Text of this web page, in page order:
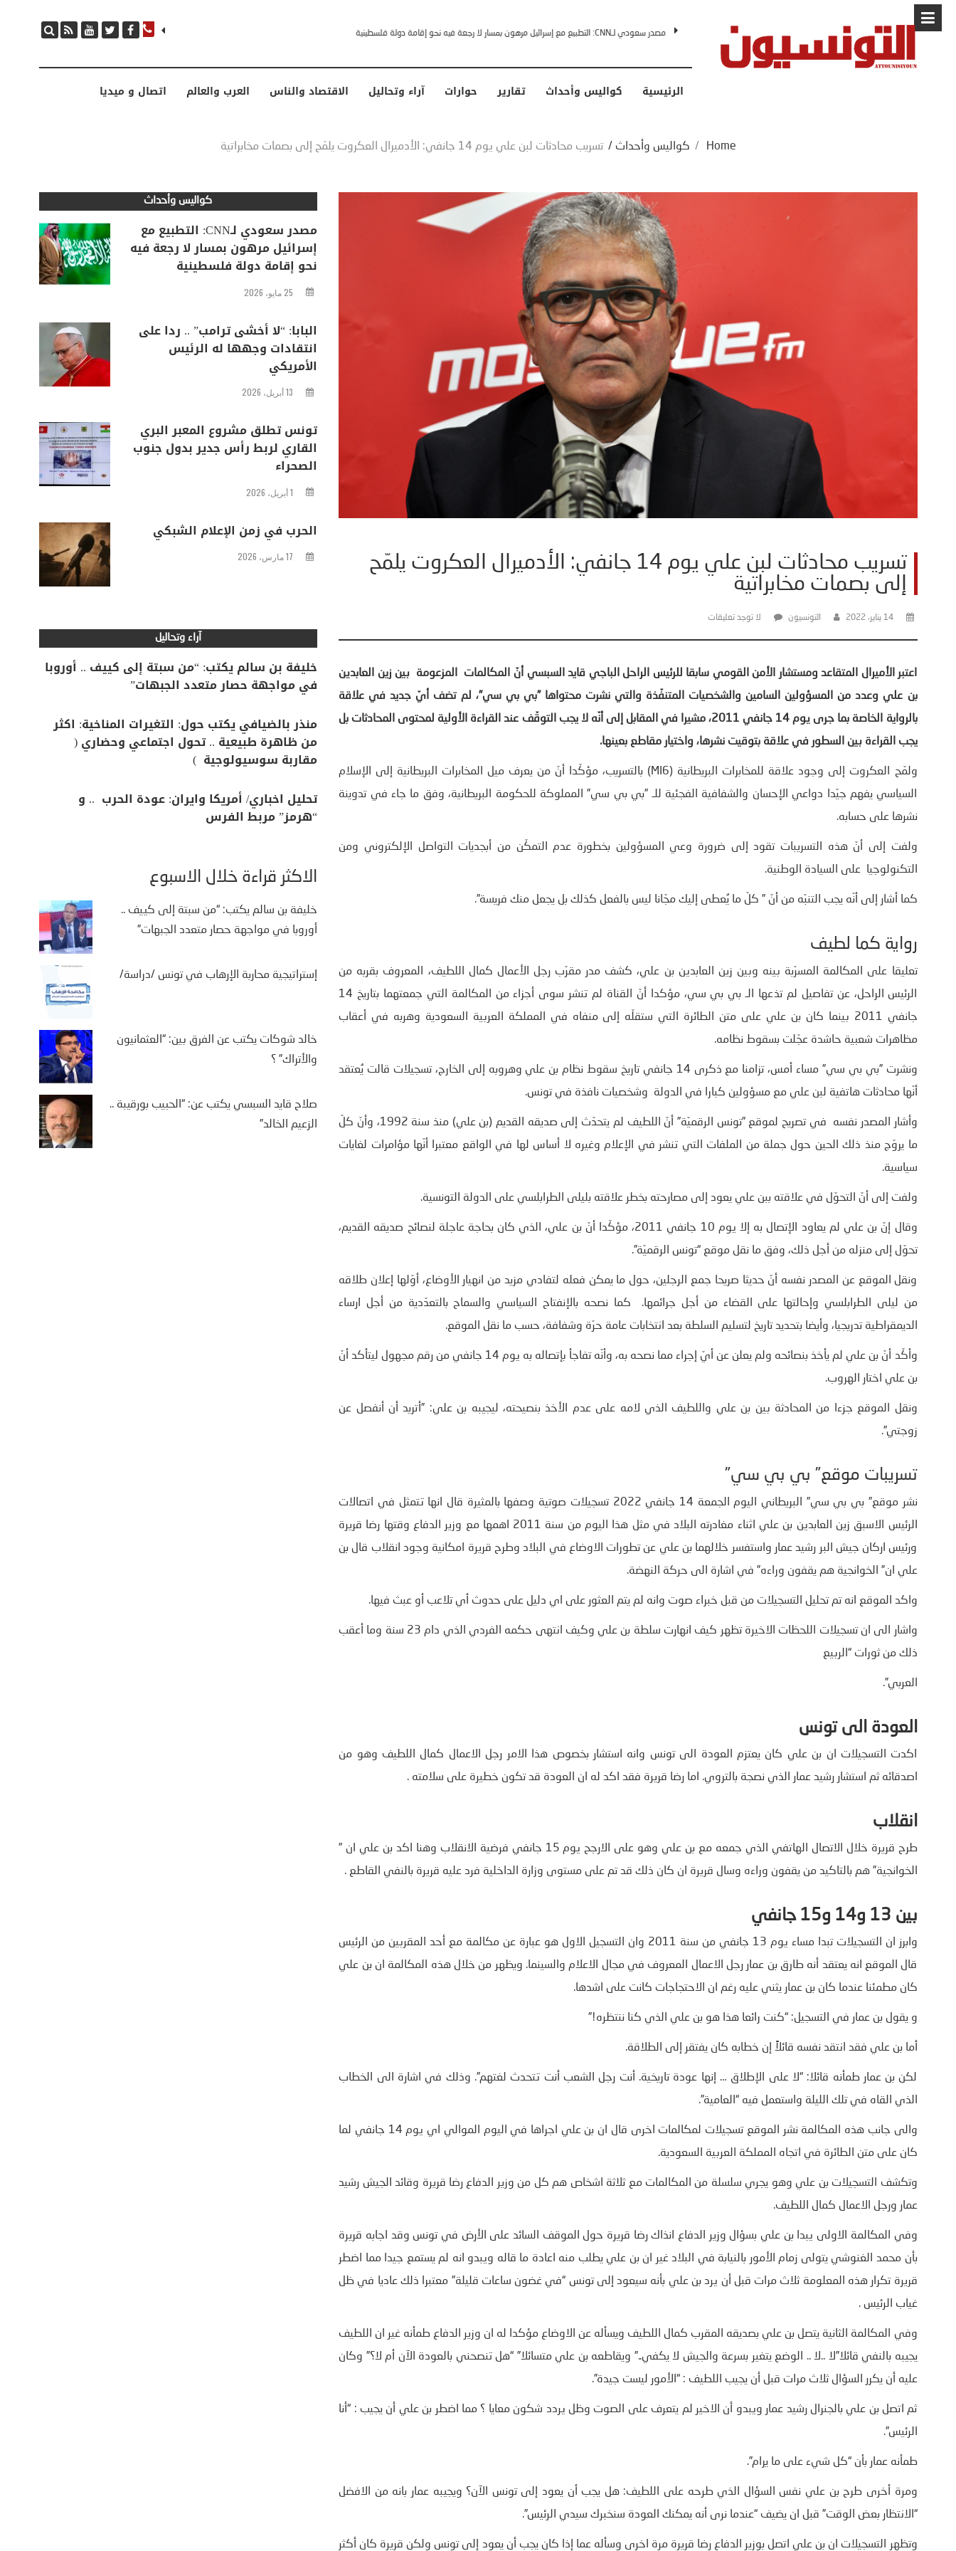
مصدر سعودي لـCNN: التطبيع مع إسرائيل مرهون بمسار لا رجعة فيه نحو إقامة دولة فلسطينية البابا: “لا أخشى ترامب” .. ردا على انتقادات وجهها له الرئيس الأمريكي
الرئيسية كواليس وأحداث تقارير حوارات آراء وتحاليل الاقتصاد والناس العرب والعالم اتصال و ميديا
Home
/ كواليس وأحداث / تسريب محادثات لبن علي يوم 14 جانفي: الأدميرال العكروت يلمّح إلى بصمات مخابراتية
تسريب محادثات لبن علي يوم 14 جانفي: الأدميرال العكروت يلمّح
إلى بصمات مخابراتية
14 يناير، 2022 التونسيون لا توجد تعليقات
اعتبر الأميرال المتقاعد ومستشار الأمن القومي سابقا للرئيس الراحل الباجي قايد السبسي أنّ المكالمات المزعومة بين زين العابدين
بن علي وعدد من المسؤولين السامين والشخصيات المتنفّذة والتي نشرت محتواها ”بي بي سي”، لم تضف أيّ جديد في علاقة
بالرواية الخاصة بما جرى يوم 14 جانفي 2011، مشيرا في المقابل إلى أنّه لا يجب التوقّف عند القراءة الأولية لمحتوى المحادثات بل
يجب القراءة بين السطور في علاقة بتوقيت نشرها، واختيار مقاطع بعينها.
ولمّح العكروت إلى وجود علاقة للمخابرات البريطانية (MI6) بالتسريب، مؤكّدا أنّ من يعرف ميل المخابرات البريطانية إلى الإسلام
السياسي يفهم جيّدا دواعي الإحسان والشفافية الفجئية للـ ”بي بي سي” المملوكة للحكومة البريطانية، وفق ما جاء في تدوينة
نشرها على حسابه.
ولفت إلى أنّ هذه التسريبات تقود إلى ضرورة وعي المسؤولين بخطورة عدم التمكّن من أبجديات التواصل الإلكتروني ومن
التكنولوجيا على السيادة الوطنية.
كما أشار إلى أنّه يجب التنبّه من أنّ ” كلّ ما يُعطى إليك مجّانا ليس بالفعل كذلك بل يجعل منك فريسة”.
رواية كما لطيف
تعليقا على المكالمة المسرّبة بينه وبين زين العابدين بن علي، كشف مدر مقرّب رجل الأعمال كمال اللطيف، المعروف بقربه من
الرئيس الراحل، عن تفاصيل لم تذعها الـ بي بي سي، مؤكدا أنّ القناة لم تنشر سوى أجزاء من المكالمة التي جمعتهما بتاريخ 14
جانفي 2011 بينما كان بن علي على متن الطائرة التي ستقلّه إلى منفاه في المملكة العربية السعودية وهربه في أعقاب
مظاهرات شعبية حاشدة عجّلت بسقوط نظامه.
ونشرت ”بي بي سي” مساء أمس، تزامنا مع ذكرى 14 جانفي تاريخ سقوط نظام بن علي وهروبه إلى الخارج، تسجيلات قالت يُعتقد
أنّها محادثات هاتفية لبن علي مع مسؤولين كبارا في الدولة وشخصيات نافذة في تونس.
وأشار المصدر نفسه في تصريح لموقع ”تونس الرقميّة” أنّ اللطيف لم يتحدّث إلى صديقه القديم (بن علي) منذ سنة 1992، وأنّ كلّ
ما يروّج منذ ذلك الحين حول جملة من الملفات التي تنشر في الإعلام وغيره لا أساس لها في الواقع معتبرا أنّها مؤامرات لغايات
سياسية.
ولفت إلى أنّ التحوّل في علاقته ببن علي يعود إلى مصارحته بخطر علاقته بليلى الطرابلسي على الدولة التونسية.
وقال إنّ بن علي لم يعاود الإتصال به إلا يوم 10 جانفي 2011، مؤكّدا أنّ بن علي، الذي كان بحاجة عاجلة لنصائح صديقه القديم،
تحوّل إلى منزله من أجل ذلك، وفق ما نقل موقع “تونس الرقميّة”.
ونقل الموقع عن المصدر نفسه أنّ حديثا صريحا جمع الرجلين، حول ما يمكن فعله لتفادي مزيد من انهيار الأوضاع، أوّلها إعلان طلاقه
من ليلى الطرابلسي وإحالتها على القضاء من أجل جرائمها. كما نصحه بالإنفتاح السياسي والسماح بالتعدّدية من أجل ارساء
الديمقراطية تدريجيا، وأيضا بتحديد تاريخ لتسليم السلطة بعد انتخابات عامة حرّة وشفافة، حسب ما نقل الموقع.
وأكّد أنّ بن علي لم يأخذ بنصائحه ولم يعلن عن أيّ إجراء مما نصحه به، وأنّه تفاجأ بإتصاله به يوم 14 جانفي من رقم مجهول ليتأكد أنّ
بن علي اختار الهروب.
ونقل الموقع جزءا من المحادثة بين بن علي واللطيف الذي لامه على عدم الأخذ بنصيحته، ليجيبه بن علي: ”أتريد أن أنفصل عن
زوجتي”.
تسريبات موقع” بي بي سي”
نشر موقع” بي بي سي” البريطاني اليوم الجمعة 14 جانفي 2022 تسجيلات صوتية وصفها بالمثيرة قال انها تتمثل في اتصالات
الرئيس الاسبق زين العابدين بن علي اثناء مغادرته البلاد في مثل هذا اليوم من سنة 2011 اهمها مع وزير الدفاع وقتها رضا قريرة
ورئيس اركان جيش البر رشيد عمار واستفسر خلالهما بن علي عن تطورات الاوضاع في البلاد وطرح قريرة امكانية وجود انقلاب قال بن
علي ان” الخوانجية هم يقفون وراءه” في اشارة الى حركة النهضة.
واكد الموقع انه تم تحليل التسجيلات من قبل خبراء صوت وانه لم يتم العثور على اي دليل على حدوث أي تلاعب أو عبث فيها.
واشار الى ان تسجيلات اللحظات الاخيرة تظهر كيف انهارت سلطة بن علي وكيف انتهى حكمه الفردي الذي دام 23 سنة وما أعقب
ذلك من ثورات “الربيع
العربي”.
العودة الى تونس
اكدت التسجيلات ان بن علي كان يعتزم العودة الى تونس وانه استشار بخصوص هذا الامر رجل الاعمال كمال اللطيف وهو من
اصدقائه ثم استشار رشيد عمار الذي نصجة بالتروي. اما رضا قريرة فقد اكد له ان العودة قد تكون خطيرة على سلامته .
انقلاب
طرح قريرة خلال الاتصال الهاتفي الذي جمعه مع بن علي وهو على الارجح يوم 15 جانفي فرضية الانقلاب وهنا اكد بن علي ان ”
الخوانجية” هم بالتاكيد من يقفون وراءه وسال قريرة ان كان ذلك قد تم على مستوى وزارة الداخلية فرد عليه قريرة بالنفي القاطع .
بين 13 و14 و15 جانفي
وابرز ان التسجيلات تبدا مساء يوم 13 جانفي من سنة 2011 وان التسجيل الاول هو عبارة عن مكالمة مع أحد المقربين من الرئيس
قال الموقع انه يعتقد أنه طارق بن عمار رجل الاعمال المعروف في مجال الاعلام والسينما. ويظهر من خلال هذه المكالمة ان بن علي
كان مطمئنا عندما كان بن عمار يثني عليه رغم ان الاحتجاجات كانت على اشدها.
و يقول بن عمار في التسجيل: “كنت رائعا هذا هو بن علي الذي كنا ننتظره!”
أما بن علي فقد انتقد نفسه قائلاً إن خطابه كان يفتقر إلى الطلاقة.
لكن بن عمار طمأنه قائلا: “لا على الإطلاق … إنها عودة تاريخية. أنت رجل الشعب أنت تتحدث لغتهم”. وذلك في اشارة الى الخطاب
الذي القاه في تلك الليلة واستعمل فيه “العامية”.
والى جانب هذه المكالمة نشر الموقع تسجيلات لمكالمات اخرى قال ان بن علي اجراها في اليوم الموالي اي يوم 14 جانفي لما
كان على متن الطائرة في اتجاه المملكة العربية السعودية.
وتكشف التسجيلات بن علي وهو يجري سلسلة من المكالمات مع ثلاثة اشخاص هم كل من وزير الدفاع رضا قريرة وقائد الجيش رشيد
عمار ورجل الاعمال كمال اللطيف.
وفي المكالمة الاولى يبدا بن علي بسؤال وزير الدفاع انذاك رضا قريرة حول الموقف السائد على الأرض في تونس وقد اجابه قريرة
بأن محمد الغنوشي يتولى زمام الأمور بالنيابة في البلاد غير ان بن علي يطلب منه اعادة ما قاله ويبدو انه لم يستمع جيدا مما اضطر
قريرة تكرار هذه المعلومة ثلاث مرات قبل أن يرد بن علي بأنه سيعود إلى تونس “في غضون ساعات قليلة” معتبرا ذلك عاديا في ظل
غياب الرئيس .
وفي المكالمة الثانية يتصل بن علي بصديقه المقرب كمال اللطيف ويسأله عن الاوضاع مؤكدا له ان وزير الدفاع طمأنه غير ان اللطيف
يجيبه بالنفي قائلا”لا ..لا .. الوضع يتغير بسرعة والجيش لا يكفي..” ويقاطعه بن علي متسائلا” “هل تنصحني بالعودة الآن أم لا؟” وكان
عليه أن يكرر السؤال ثلاث مرات قبل أن يجيب اللطيف : “الأمور ليست جيدة”.
ثم اتصل بن علي بالجنرال رشيد عمار ويبدو أن الاخير لم يتعرف على الصوت وظل يردد شكون معايا ؟ مما اضطر بن علي أن يجيب : “أنا
الرئيس”.
طمأنه عمار بأن “كل شيء على ما يرام”.
ومرة أخرى طرح بن علي نفس السؤال الذي طرحه على اللطيف: هل يجب أن يعود إلى تونس الآن؟ ويجيبه عمار بانه من الافضل
“الانتظار بعض الوقت” قبل ان يضيف “عندما نرى أنه يمكنك العودة سنخبرك سيدي الرئيس”.
وتظهر التسجيلات ان بن علي اتصل بوزير الدفاع رضا قريرة مرة اخرى وسأله عما إذا كان يجب أن يعود إلى تونس ولكن قريرة كان أكثر
كواليس وأحداث
مصدر سعودي لـCNN: التطبيع مع
إسرائيل مرهون بمسار لا رجعة فيه
نحو إقامة دولة فلسطينية
25 مايو، 2026
البابا: “لا أخشى ترامب” .. ردا على
انتقادات وجهها له الرئيس
الأمريكي
13 أبريل، 2026
تونس تطلق مشروع المعبر البري
القاري لربط رأس جدير بدول جنوب
الصحراء
1 أبريل، 2026
الحرب في زمن الإعلام الشبكي
17 مارس، 2026
آراء وتحاليل
خليفة بن سالم يكتب: “من سبتة إلى كييف .. أوروبا
في مواجهة حصار متعدد الجبهات”
منذر بالضيافي يكتب حول: التغيرات المناخية: اكثر
من ظاهرة طبيعية .. تحول اجتماعي وحضاري (
مقاربة سوسيولوجية )
تحليل اخباري/ أمريكا وايران: عودة الحرب .. و
“هرمز” مربط الفرس
الأكثر قراءة خلال الأسبوع
خليفة بن سالم يكتب: “من سبتة إلى كييف ..
أوروبا في مواجهة حصار متعدد الجبهات”
إستراتيجية محاربة الإرهاب في تونس /دراسة/
خالد شوكات يكتب عن الفرق بين: “العثمانيون
والأتراك” ؟
صلاح قايد السبسي يكتب عن: “الحبيب بورقيبة ..
الزعيم الخالد”